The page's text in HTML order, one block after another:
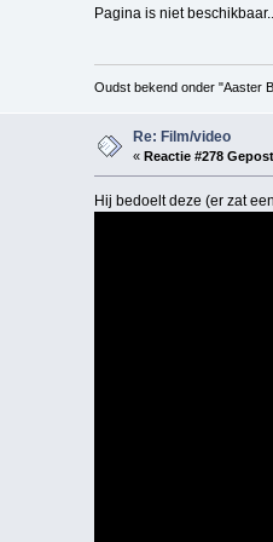
Pagina is niet beschikbaar...
Oudst bekend onder "Aaster
Re: Film/video
«Reactie #278
Hij bedoelt deze (er zat